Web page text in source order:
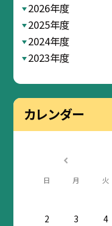
2026年度
2025年度
2024年度
2023年度
カレンダー
日 月 火
2
3 4